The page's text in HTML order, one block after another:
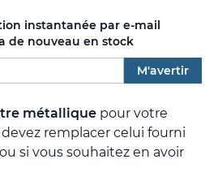
instantanée par e-mail
de nouveau en stock
M'avertir
métallique pour votre
devez remplacer celui fourni
si vous souhaitez en avoir